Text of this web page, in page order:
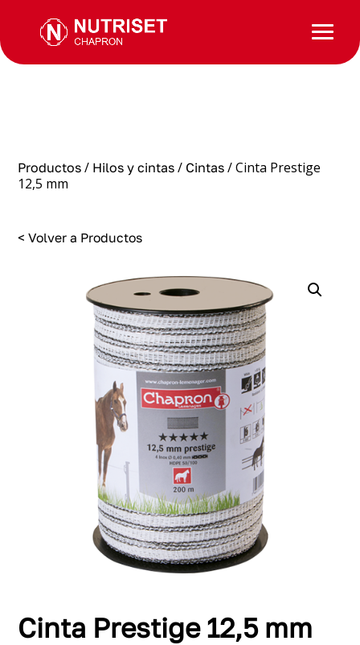
Productos / Hilos y cintas / Cintas / Cinta Prestige
12,5 mm
< Volver a Productos
Cinta Prestige 12,5 mm